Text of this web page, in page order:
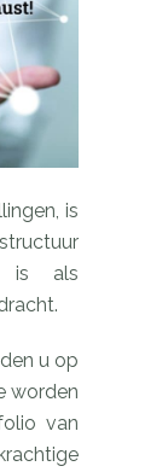
is
is als
u op
worden
van